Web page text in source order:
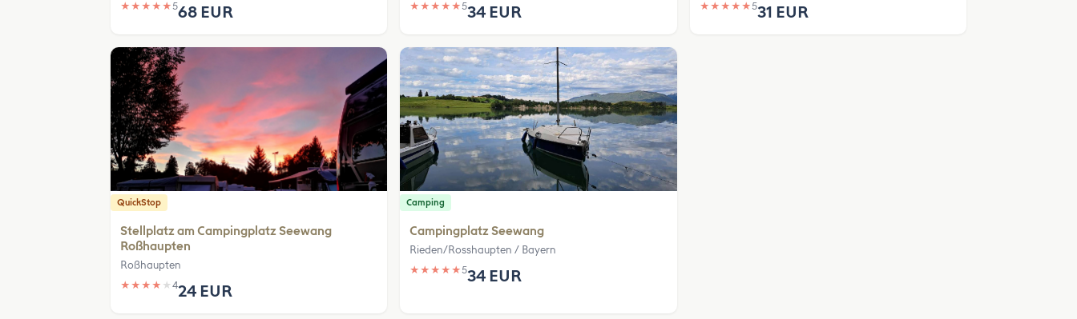
★ ★ ★ ★ ★568 EUR ★ ★ ★ ★ ★534 EUR ★ ★ ★ ★ ★531 EUR
QuickStop
Stellplatz am Campingplatz Seewang
Roßhaupten
Roßhaupten
★ ★ ★ ★ ★ 424 EUR
Camping
Campingplatz Seewang
Rieden/Rosshaupten / Bayern
★ ★ ★ ★ ★534 EUR